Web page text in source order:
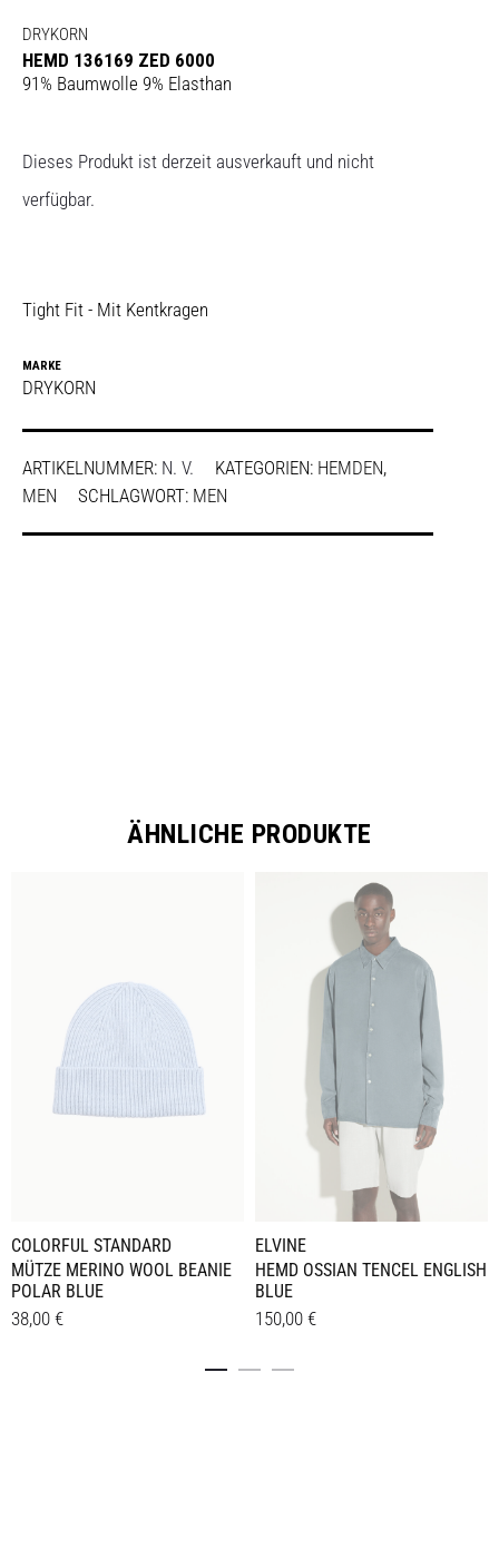
DRYKORN
HEMD 136169 ZED 6000
91% Baumwolle 9% Elasthan
Dieses Produkt ist derzeit ausverkauft und nicht
verfügbar.
Tight Fit - Mit Kentkragen
MARKE
DRYKORN
ARTIKELNUMMER: N. V. KATEGORIEN: HEMDEN,
MEN
SCHLAGWORT: MEN
ÄHNLICHE PRODUKTE
COLORFUL STANDARD
MÜTZE MERINO WOOL BEANIE
POLAR BLUE
38,00 €
ELVINE
HEMD OSSIAN TENCEL ENGLISH
BLUE
150,00 €